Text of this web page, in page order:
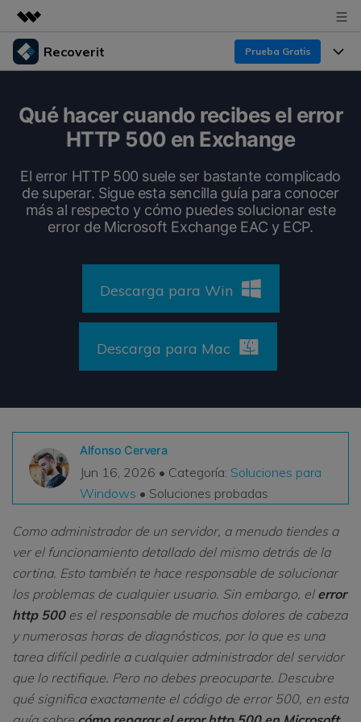
Productos destacados
Utilidades
Empresas
Sala de prensa
Recoverit Prueba Gratis
Líder en recuperación para Windows
Pruébalo Gratis
Recoverit para Mac
Recupera datos ilimitados del sistema Mac
Pruébalo Gratis
Recupera datos perdidos/eliminados gratis
Pruébalo Gratis
Otros Productos
Repairit - Reparar Datos
UBackit - Respaldar Datos
Funciones
Recuperar de Unidades
Recuperar Medios Borrados
Recuperar Documentos
Recursos
Historias de Clientes
Temas Destacados
DESCARGAR Sign In
Qué hacer cuando recibes el error
HTTP 500 en Exchange
El error HTTP 500 suele ser bastante complicado
de superar. Sigue esta sencilla guía para conocer
más al respecto y cómo puedes solucionar este
error de Microsoft Exchange EAC y ECP.
Descarga para Win
Descarga para Mac
Alfonso Cervera
Jun 16, 2026 • Categoría: Soluciones para
Windows • Soluciones probadas
Como administrador de un servidor, a menudo tiendes a
ver el funcionamiento detallado del mismo detrás de la
cortina. Esto también te hace responsable de solucionar
los problemas de cualquier usuario. Sin embargo, el error
http 500es el responsable de muchos dolores de cabeza
y numerosas horas de diagnósticos, por lo que es una
tarea difícil pedirle a cualquier administrador del servidor
que lo rectifique. Pero no debes preocuparte. Descubre
qué significa exactamente el código de error 500, en esta